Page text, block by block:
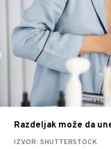
Razdeljak može da
IZVOR: SHUTTERSTOCK